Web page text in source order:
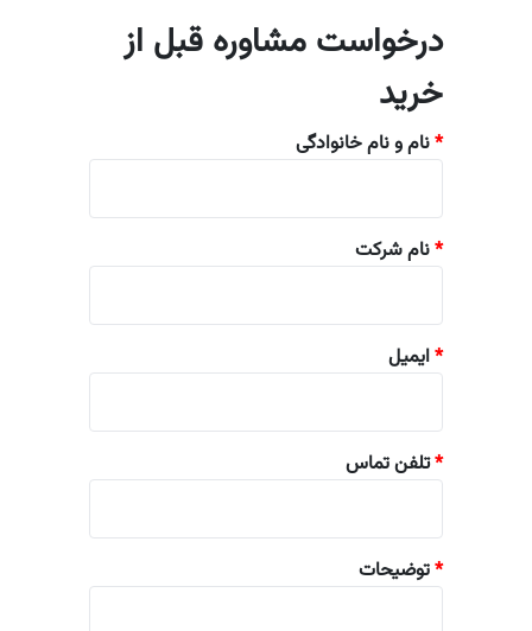
درخواست مشاوره قبل از
خرید
*
*
*
*تلفن تماس
*